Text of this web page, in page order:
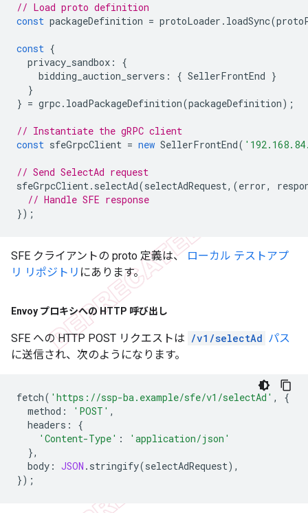
// Load proto definition
const packageDefinition = protoLoader . loadSync(
const {
privacy_sandbox :
{
bidding_auction_servers : { SellerFrontEnd }
}
} = grpc. loadPackageDefinition(packageDefinition);
// Instantiate the gRPC client
const sfeGrpcClient = new SellerFrontEnd(
// Send SelectAd request
sfeGrpcClient. selectAd(selectAdRequest,(error,
// Handle SFE response
});
SFE クライアントの proto 定義は、 ローカル テストアプ
リ リポジトリ にあります。
Envoy プロキシへの HTTP 呼び出し
SFE への HTTP POST リクエストは /v1/selectAd パス
に送信され、次のようになります。
fetch( 'https://ssp-ba.example/sfe/v1/selectAd' ,
{
method : 'POST' ,
headers :
{
'Content-Type' :
'application/json'
},
body : JSON . stringify(selectAdRequest),
});